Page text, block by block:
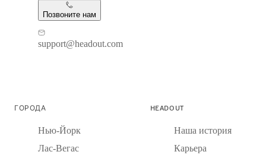
Позвоните нам
support@headout.com
ГОРОДА
Нью-Йорк
Лас-Вегас
HEADOUT
Наша история
Карьера